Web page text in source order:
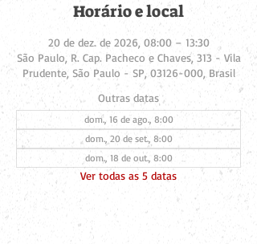
Horário e local
20 de dez. de 2026, 08:00 – 13:30
São Paulo, R. Cap. Pacheco e Chaves, 313 - Vila
Prudente, São Paulo - SP, 03126-000, Brasil
Outras datas
dom., 16 de ago., 8:00
dom., 20 de set., 8:00
dom., 18 de out., 8:00
Ver todas as 5 datas